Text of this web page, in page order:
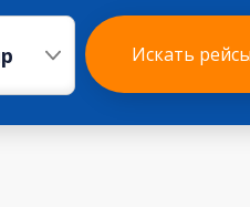
Искать рейсы